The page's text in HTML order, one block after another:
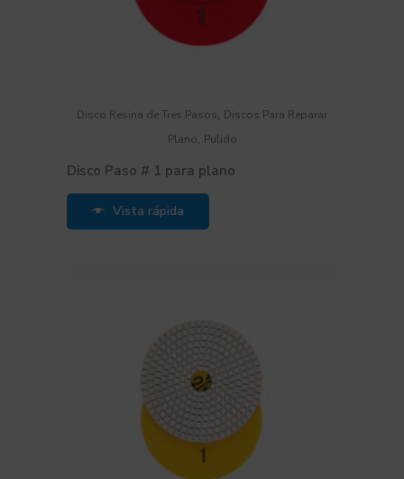
Disco Resina de Tres Pasos, Discos Para Reparar
Plano, Pulido
Disco Paso # 1 para plano
Vista rápida